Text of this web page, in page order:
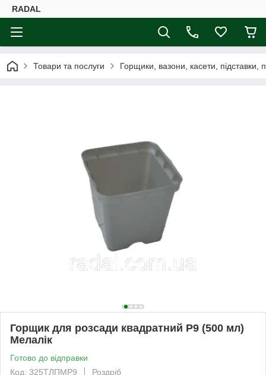
RADAL
Товари та послуги Горщики, вазони, касети, підставки,
Горщик для розсади квадратний Р9 (500 мл)
Мелалік
Готово до відправки
Код: 325ТЛПМP9
Роздріб